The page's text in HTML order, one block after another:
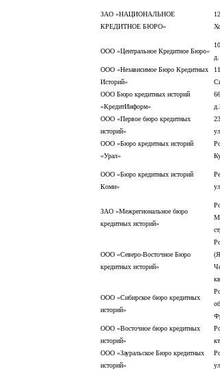
ЗАО «НАЦИОНАЛЬНОЕ
КРЕДИТНОЕ БЮРО»
ООО «Центральное Кредитное Бюро»
ООО «Независимое Бюро Кредитных
Историй»
ООО Бюро кредитных историй
«КредитИнформ»
ООО «Первое бюро кредитных
историй»
ООО «Бюро кредитных историй
«Урал»
ООО «Бюро кредитных историй
Коми»
ЗАО «Межрегиональное бюро
кредитных историй»
ООО «Северо-Восточное Бюро
кредитных историй»
ООО «Сибирское бюро кредитных
историй»
ООО «Восточное бюро кредитных
историй»
ООО «Зауральское Бюро кредитных
историй»